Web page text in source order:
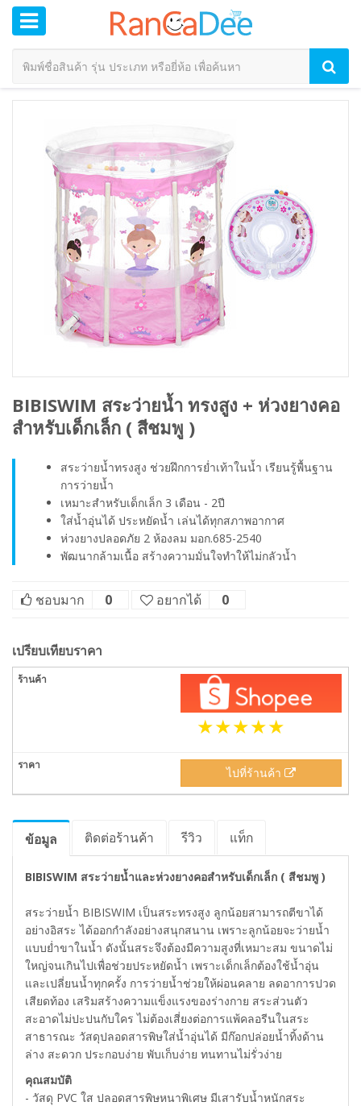
BIBISWIM สระว่ายน้ำ ทรงสูง + ห่วงยางคอ
สำหรับเด็กเล็ก ( สีชมพู )
สระว่ายน้ำทรงสูง ช่วยฝึกการย่ำเท้าในน้ำ เรียนรู้พื้นฐาน
การว่ายน้ำ
เหมาะสำหรับเด็กเล็ก 3 เดือน - 2ปี
ใส่น้ำอุ่นได้ ประหยัดน้ำ เล่นได้ทุกสภาพอากาศ
ห่วงยางปลอดภัย 2 ห้องลม มอก.685-2540
พัฒนากล้ามเนื้อ สร้างความมั่นใจทำให้ไม่กลัวน้ำ
ชอบมาก 0 อยากได้ 0
เปรียบเทียบราคา
ไปที่ร้านค้า
ข้อมูล ติดต่อร้านค้า รีวิว แท็ก
BIBISWIM สระว่ายน้ำและห่วงยางคอสำหรับเด็กเล็ก ( สีชมพู )
สระว่ายน้ำ BIBISWIM เป็นสระทรงสูง ลูกน้อยสามารถตีขาได้
อย่างอิสระ ได้ออกกำลังอย่างสนุกสนาน เพราะลูกน้อยจะว่ายน้ำ
แบบย่ำขาในน้ำ ดังนั้นสระจึงต้องมีความสูงที่เหมาะสม ขนาดไม่
ใหญ่จนเกินไปเพื่อช่วยประหยัดน้ำ เพราะเด็กเล็กต้องใช้น้ำอุ่น
และเปลี่ยนน้ำทุกครั้ง การว่ายน้ำช่วยให้ผ่อนคลาย ลดอาการปวด
เสียดท้อง เสริมสร้างความแข็งแรงของร่างกาย สระส่วนตัว
สะอาดไม่ปะปนกับใคร ไม่ต้องเสี่ยงต่อการแพ้คลอรีนในสระ
สาธารณะ วัสดุปลอดสารพิษใส่น้ำอุ่นได้ มีก๊อกปล่อยน้ำทิ้งด้าน
ล่าง สะดวก ประกอบง่าย พับเก็บง่าย ทนทานไม่รั่วง่าย
คุณสมบัติ
- วัสดุ PVC ใส ปลอดสารพิษหนาพิเศษ มีเสารับน้ำหนักสระ